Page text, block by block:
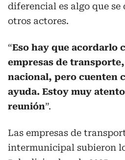
diferencial es algo que se
otros actores.
“Eso hay que acordarlo
empresas de
nacional, pero cuenten
ayuda. Estoy muy
reunión”.
Las empresas de
intermunicipal subieron